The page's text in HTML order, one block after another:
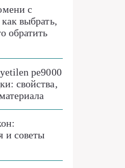
с
выбрать,
обратить
pe9000
свойства,
и советы